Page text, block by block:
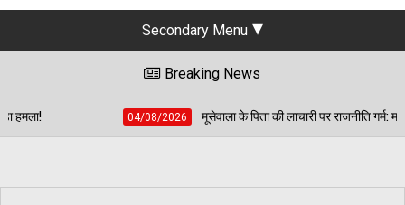
Secondary Menu
Breaking News
2026 मूसेवाला के पिता की लाचारी पर राजनीति गर्म: मसीतां का कांग्रेस पर सीधा वार—